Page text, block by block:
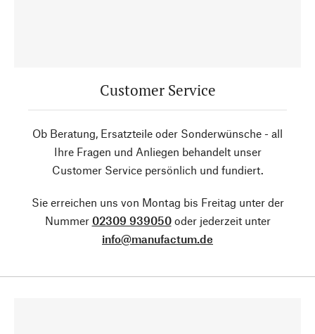
Customer Service
Ob Beratung, Ersatzteile oder Sonderwünsche - all
Ihre Fragen und Anliegen behandelt unser
Customer Service persönlich und fundiert.
Sie erreichen uns von Montag bis Freitag unter der
Nummer 02309 939050oder jederzeit unter
info@manufactum.de